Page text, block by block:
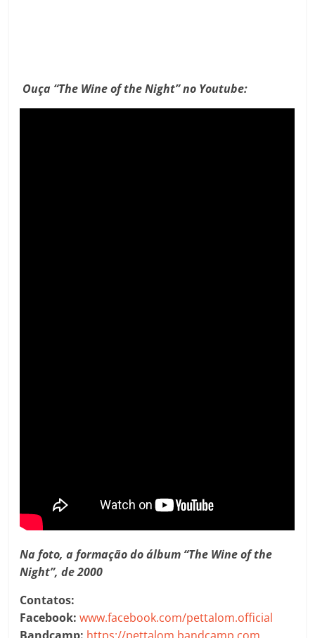
Ouça “The Wine of the Night” no Youtube:
Na foto, a formação do álbum “The Wine of the
Night”, de 2000
Contatos:
Facebook:www.facebook.com/pettalom.official